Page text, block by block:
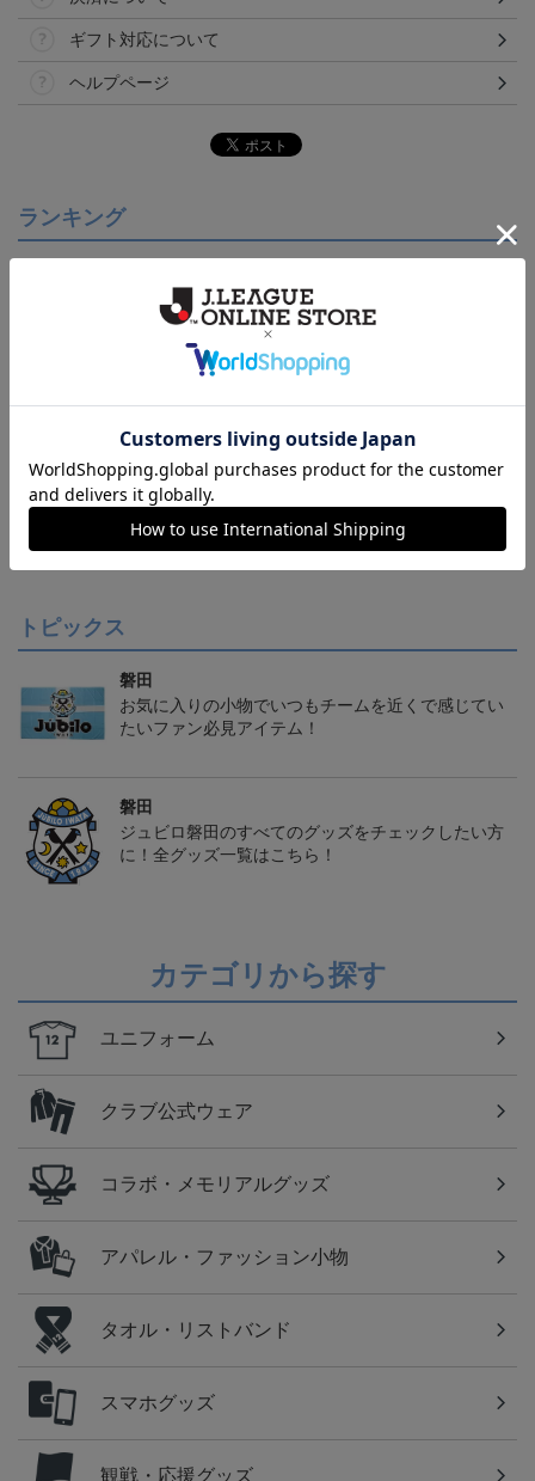
ギフト対応について
ヘルプページ
ランキング
【S～4XL】2026/27ユニ
フォーム オーセンティッ
21,450円～25,950円
会員特典
【S～4XL】2026/27ユニ
フォーム オーセンティッ
クモデル:GK
21,450円～25,950円
会員特典
【S～4XL】2026/27ユニ
フォーム オーセンティッ
クモデル:FP2nd
21,450円～25,950円
会員特典
トピックス
磐田
お気に入りの小物でいつもチームを近くで感じてい
たいファン必見アイテム！
磐田
ジュビロ磐田のすべてのグッズをチェックしたい方
に！全グッズ一覧はこちら！
カテゴリから探す
ユニフォーム
クラブ公式ウェア
コラボ・メモリアルグッズ
アパレル・ファッション小物
タオル・リストバンド
スマホグッズ
観戦・応援グッズ